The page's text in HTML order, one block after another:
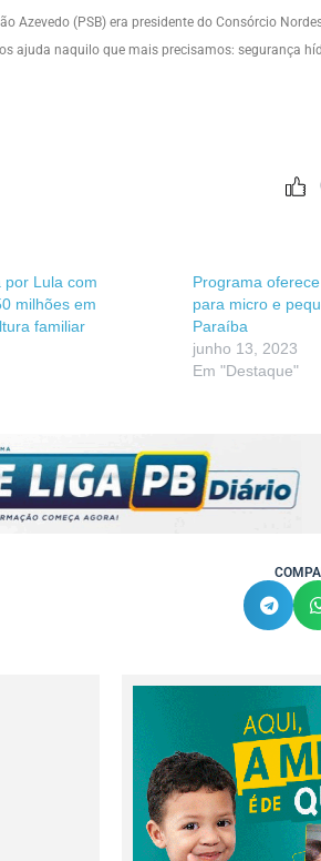
Azevedo (PSB) era presidente do Consórcio
ajuda naquilo que mais precisamos: segurança
por Lula com
milhões em
familiar
Programa
para micro e
Paraíba
junho 13, 2023
Em "Destaque"